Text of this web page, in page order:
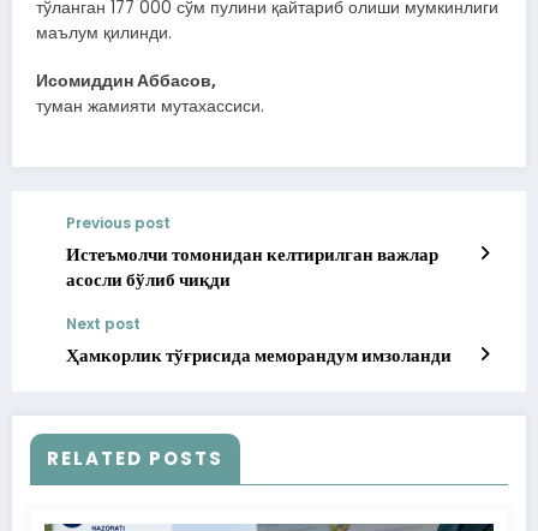
тўланган 177 000 сўм пулини қайтариб олиши мумкинлиги
маълум қилинди.
Исомиддин Аббасов,
туман жамияти мутахассиси.
Previous post
Истеъмолчи томонидан келтирилган важлар
асосли бўлиб чиқди
Next post
Ҳамкорлик тўғрисида меморандум имзоланди
RELATED POSTS